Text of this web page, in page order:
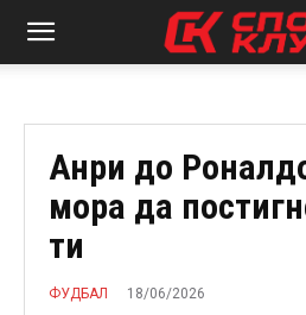
Анри до
мора да
ти
ФУДБАЛ 18/06/2026